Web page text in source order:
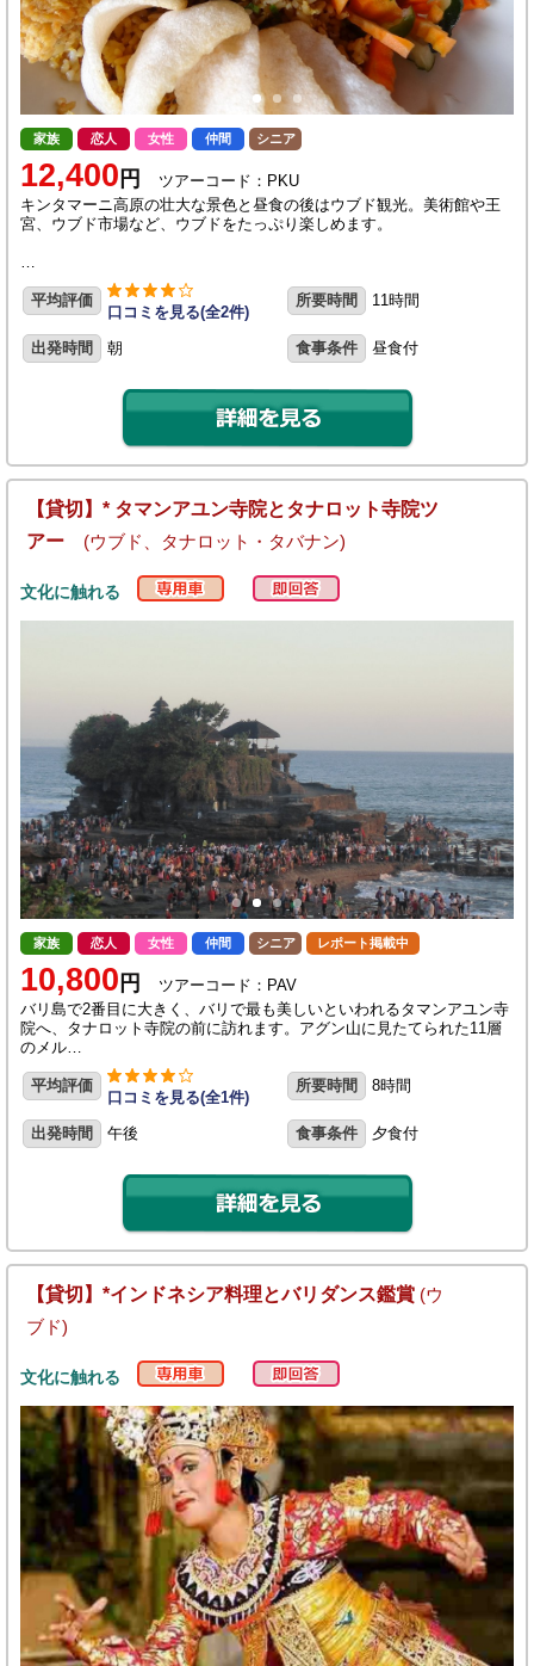
家族 恋人 女性 仲間 シニア
12,400 円
ツアーコード：PKU
キンタマーニ高原の壮大な景色と昼食の後はウブド観光。美術館や王
宮、ウブド市場など、ウブドをたっぷり楽しめます。
平均評価
口コミを見る(全2件)
所要時間 11時間
出発時間 朝 食事条件 昼食付
【貸切】* タマンアユン寺院とタナロット寺院ツ
アー (ウブド、タナロット・タバナン)
文化に触れる
家族 恋人 女性 仲間 シニア レポート掲載中
10,800 円
ツアーコード：PAV
バリ島で2番目に大きく、バリで最も美しいといわれるタマンアユン寺
院へ、タナロット寺院の前に訪れます。アグン山に見たてられた11層
のメル…
平均評価
口コミを見る(全1件)
所要時間 8時間
出発時間 午後 食事条件 夕食付
【貸切】*インドネシア料理とバリダンス鑑賞 (ウ
ブド)
文化に触れる